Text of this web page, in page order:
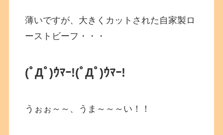
薄いですが、大きくカットされた自家製ロ
ーストビーフ・・・
(ﾟДﾟ)ｳﾏｰ!(ﾟДﾟ)ｳﾏｰ!
うぉぉ～～、うま～～～い！！